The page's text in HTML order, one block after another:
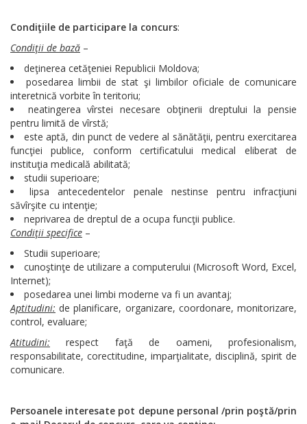
Condiţiile de participare la concurs:
Condiţii de bază –
deţinerea cetăţeniei Republicii Moldova;
posedarea limbii de stat şi limbilor oficiale de comunicare
interetnică vorbite în teritoriu;
neatingerea vîrstei necesare obţinerii dreptului la pensie
pentru limită de vîrstă;
este aptă, din punct de vedere al sănătăţii, pentru exercitarea
funcţiei publice, conform certificatului medical eliberat de
instituţia medicală abilitată;
studii superioare;
lipsa antecedentelor penale nestinse pentru infracţiuni
săvîrşite cu intenţie;
neprivarea de dreptul de a ocupa funcţii publice.
Condiţii specifice –
Studii superioare;
cunoştinţe de utilizare a computerului (Microsoft Word, Excel,
Internet);
posedarea unei limbi moderne va fi un avantaj;
Aptitudini: de planificare, organizare, coordonare, monitorizare,
control, evaluare;
Atitudini: respect faţă de oameni, profesionalism,
responsabilitate, corectitudine, imparţialitate, disciplină, spirit de
comunicare.
Persoanele interesate pot depune personal /prin poştă/prin